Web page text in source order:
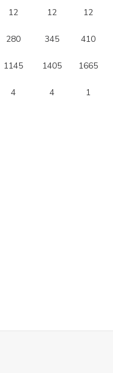
12 12
12
280 345
410
1145 1405
1665
4 4 1